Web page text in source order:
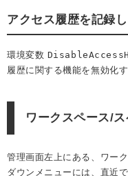
アクセス履歴を記録
環境変数
履歴に関する機能を無効化
ワークスペース/
管理画面左上にある、ワー
ダウンメニューには、直近